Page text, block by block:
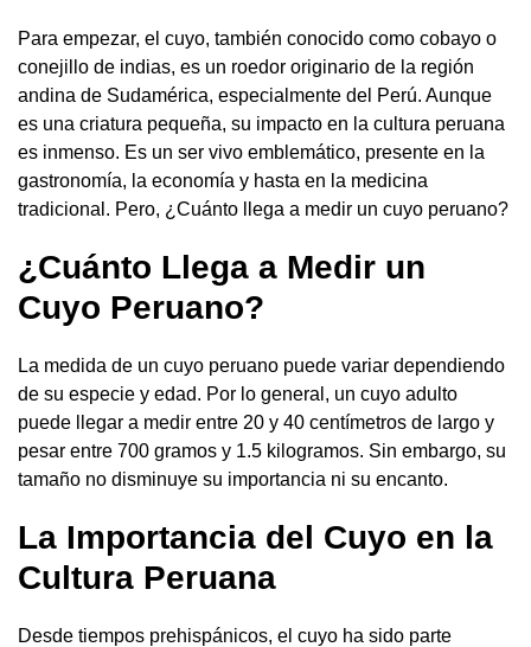
Para empezar, el cuyo, también conocido como cobayo o
conejillo de indias, es un roedor originario de la región
andina de Sudamérica, especialmente del Perú. Aunque
es una criatura pequeña, su impacto en la cultura peruana
es inmenso. Es un ser vivo emblemático, presente en la
gastronomía, la economía y hasta en la medicina
tradicional. Pero, ¿Cuánto llega a medir un cuyo peruano?
¿Cuánto Llega a Medir un
Cuyo Peruano?
La medida de un cuyo peruano puede variar dependiendo
de su especie y edad. Por lo general, un cuyo adulto
puede llegar a medir entre 20 y 40 centímetros de largo y
pesar entre 700 gramos y 1.5 kilogramos. Sin embargo, su
tamaño no disminuye su importancia ni su encanto.
La Importancia del Cuyo en la
Cultura Peruana
Desde tiempos prehispánicos, el cuyo ha sido parte